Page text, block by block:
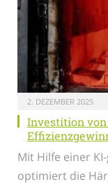
2. DEZEMBER 2025
Investition
Mit Hilfe einer
optimiert die